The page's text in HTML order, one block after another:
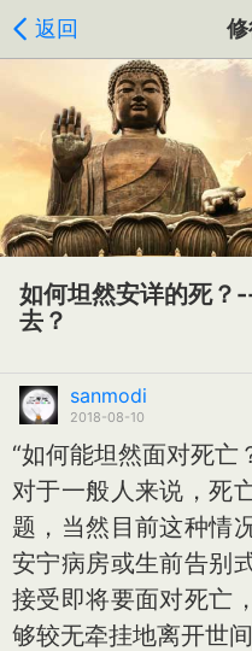
返回
如何坦然安详的死？
去？
sanmodi
2018-08-10
“如何能坦然面对死亡
对于一般人来说，死
题，当然目前这种情
安宁病房或生前告别
接受即将要面对死亡
够较无牵挂地离开世间